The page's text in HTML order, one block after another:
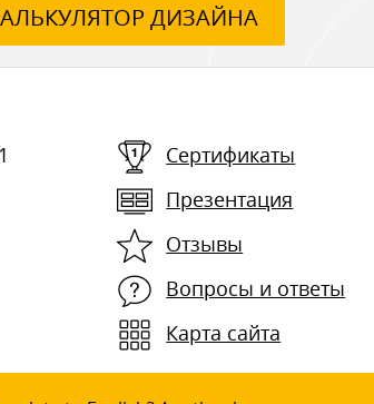
ДИЗАЙНА
Сертификаты
Презентация
Отзывы
Вопросы и ответы
Карта сайта